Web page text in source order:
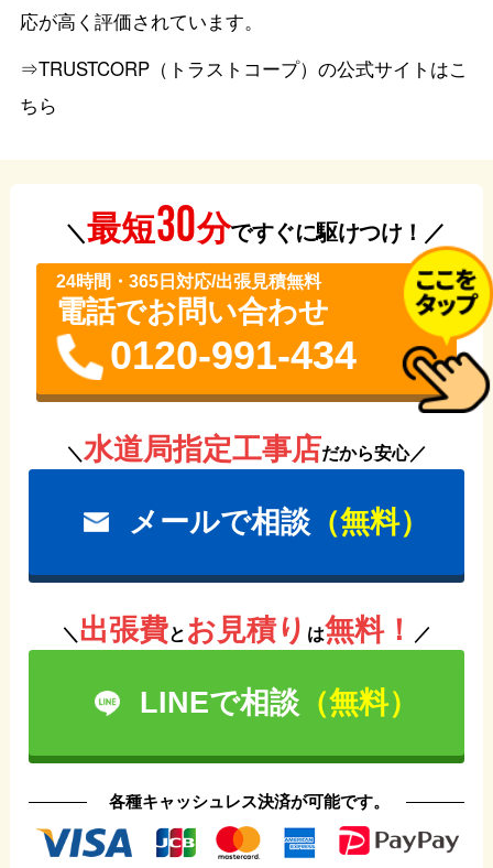
応が高く評価されています。
⇒TRUSTCORP（トラストコープ）の公式サイトはこ
ちら
＼最短30分ですぐに駆けつけ！／
24時間・365⽇対応/出張見積無料
電話でお問い合わせ
0120-991-434
＼ 水道局指定工事店だから安心／
メールで相談（無料）
＼ 出張費と お見積り は無料！ ／
LINEで相談（無料）
各種キャッシュレス決済が可能です。